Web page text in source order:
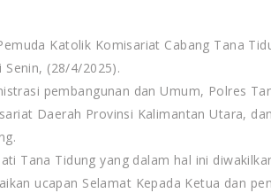
Katolik Komisariat Cabang Tana
Senin, (28/4/2025).
pembangunan dan Umum, Polres
Daerah Provinsi Kalimantan Utara,
Tana Tidung yang dalam hal ini
ucapan Selamat Kepada Ketua dan